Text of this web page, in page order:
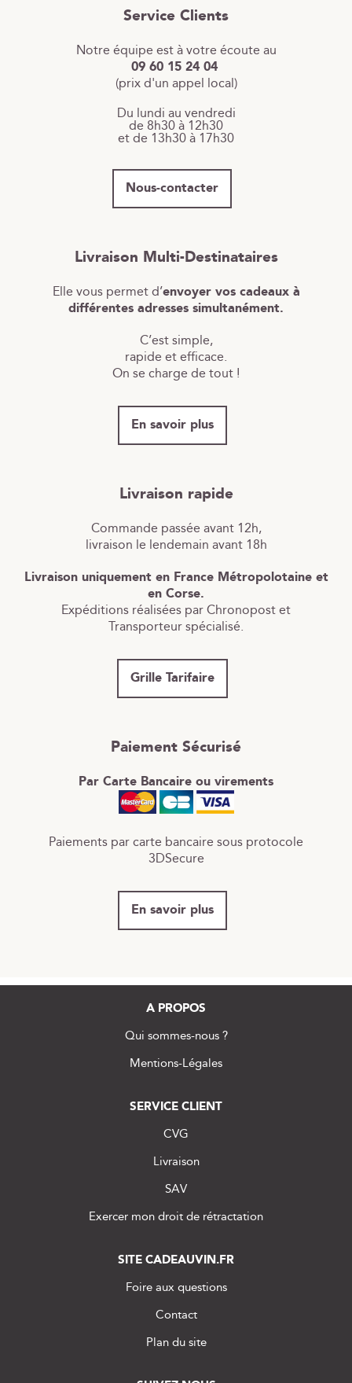
Service Clients
Notre équipe est à votre écoute au
09 60 15 24 04
(prix d'un appel local)
Du lundi au vendredi
de 8h30 à 12h30
et de 13h30 à 17h30
Nous-contacter
Livraison Multi-Destinataires
Elle vous permet d’envoyer vos cadeaux à
différentes adresses simultanément.
C’est simple,
rapide et efficace.
On se charge de tout !
En savoir plus
Livraison rapide
Commande passée avant 12h,
livraison le lendemain avant 18h
Livraison uniquement en France Métropolotaine et
en Corse.
Expéditions réalisées par Chronopost et
Transporteur spécialisé.
Grille Tarifaire
Paiement Sécurisé
Par Carte Bancaire ou virements
Paiements par carte bancaire sous protocole
3DSecure
En savoir plus
A PROPOS
Qui sommes-nous ?
Mentions-Légales
SERVICE CLIENT
CVG
Livraison
SAV
Exercer mon droit de rétractation
SITE CADEAUVIN.FR
Foire aux questions
Contact
Plan du site